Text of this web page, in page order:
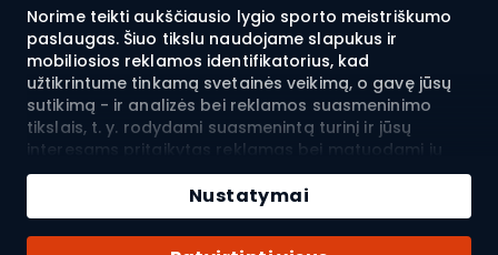
Norime teikti aukščiausio lygio sporto meistriškumo
paslaugas. Šiuo tikslu naudojame slapukus ir
mobiliosios reklamos identifikatorius, kad
užtikrintume tinkamą svetainės veikimą, o gavę jūsų
sutikimą - ir analizės bei reklamos suasmeninimo
tikslais, t. y. rodydami suasmenintą turinį ir jūsų
interesams pritaikytas reklamas bei matuodami jų
efektyvumą. Slapukai ir mobiliosios reklamos
identifikatoriai gali būti naudojami tiek suasmenintai,
tiek neasmeninei reklamai - priklausomai nuo jūsų
pateiktų sutikimų. Jei spustelėsite „Priimti viską“,
Nustatymai
Kiekis
Pridėti į krepšelį
Pirkite su
Reglamentai
Apie mus
© 2026 Sportano